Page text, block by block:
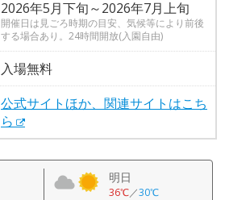
2026年5月下旬～2026年7月上旬
開催日は見ごろ時期の目安、気候等により前後
する場合あり。24時間開放(入園自由)
入場無料
公式サイトほか、関連サイトはこち
ら
明日
36℃／30℃